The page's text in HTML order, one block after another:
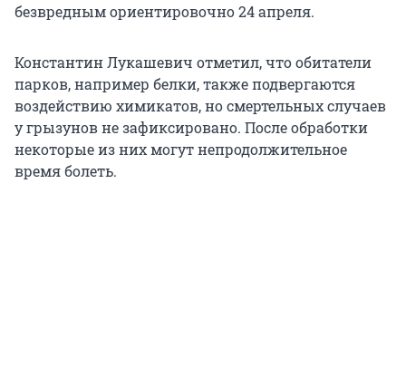
безвредным ориентировочно 24 апреля.
Константин Лукашевич отметил, что обитатели
парков, например белки, также подвергаются
воздействию химикатов, но смертельных случаев
у грызунов не зафиксировано. После обработки
некоторые из них могут непродолжительное
время болеть.